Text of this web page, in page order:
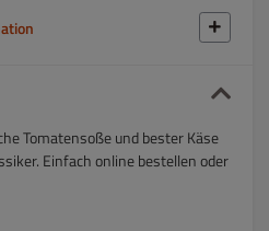
Tomatensoße und bester Käse
Einfach online bestellen oder